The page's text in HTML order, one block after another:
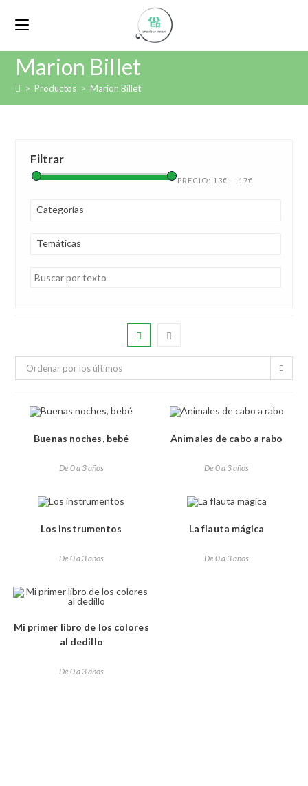
Marion Billet
> Productos > Marion Billet
Filtrar
PRECIO: 13€ — 17€
Categorías
Temáticas
Ordenar por los últimos
Buenas noches, bebé
De 0 a 3 años
Animales de cabo a rabo
De 0 a 3 años
Los instrumentos
De 0 a 3 años
La flauta mágica
De 0 a 3 años
Mi primer libro de los colores
al dedillo
De 0 a 3 años